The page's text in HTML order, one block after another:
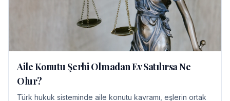
Aile Konutu Şerhi Olmadan Ev Satılırsa Ne
Olur?
Türk hukuk sisteminde aile konutu kavramı, eşlerin ortak